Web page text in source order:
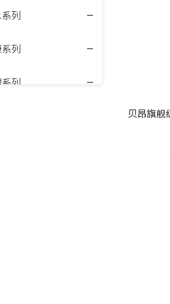
列
列
列
贝昂旗